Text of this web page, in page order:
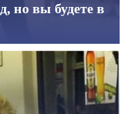
но вы будете в